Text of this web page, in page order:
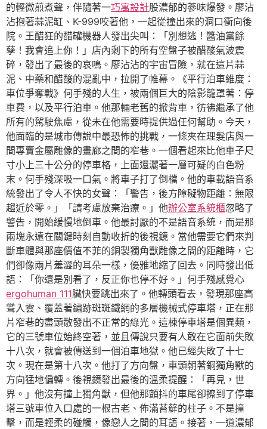
的輕微煎煮聲，伴隨著一巧寓設計股濃郁的蔘味爆發。廖沾
沾抱著蒜泥缸、K-999咬著他，一起從撞出來的洞口衝向後
院。王醋狂的醋罐機器人發出尖叫：「別想逃！醬油黨餘
孽！我會追上你！」店內剩下的所有空盤子被醋酸氣波震
碎，發出了最後的哀鳴。廖沾沾的宇宙冒險，就在這片蒜
泥、中藥和醋酸的混亂中，拉開了帷幕。《平行泊車維度：
車位爭奪戰》何手殘的人生，被兩個巨大的陰影籠罩著：停
車費，以及平行泊車。他那輛老舊的掀背車，彷彿繼承了他
所有的駕駛焦慮，從未在他需要時提供過任何幫助。今天，
他面臨的是城市傳說中最恐怖的挑戰，一條夾在理髮店與一
間專賣金屬雕像的畫廊之間的窄巷。一個看起來比他車子尺
寸小上三十公分的停車格，上面還灑著一層可疑的白色粉
末。何手殘深吸一口氣。將車子打了倒檔。他的車載語音系
統發出了令人不快的女聲：「警告，後方障礙物距離：無限
趨近於零。」「請考慮放棄治療。」他辦公室系統櫃忽略了
警告，開始緩慢地倒車。他最討厭的不是語音系統，而是那
兩塊永遠在關鍵時刻自動收折的後視鏡。當他需要它們來判
斷車體與那座價值不菲的銅製獨角獸雕像之間的距離時，它
們卻像兩片羞澀的耳朵一樣，優雅地縮了回去。同時發出低
語：「你還是別看了，反正你也停不好。」何手殘感覺心
ergohuman 111臟快要跳出來了。他轉頭看去，發現那座高
聳入雲、覆蓋著鏽跡斑斑鐵網的多層機械式停車塔，正在那
片窄巷的盡頭散發出不正常的綠光。這棟停車塔是個異類，
它的三號車位始終空著，並且傳說只要有人敢在它面前失敗
十八次，就會被傳送到一個泊車地獄。他已經失敗了十七
次。現在是第十八次。他打了方向盤，車頭朝著銅獨角獸的
方向猛地偏轉。後視鏡發出最後的溫柔提醒：「再見，世
界。」他沒有撞上獨角獸，但他那顫抖的車尾卻擦到了停車
塔三號車位入口處的一根古老、佈滿苔蘚的柱子。不是撞
擊，而是輕柔的碰觸，像戀人之間的耳語。接著，一道濃郁